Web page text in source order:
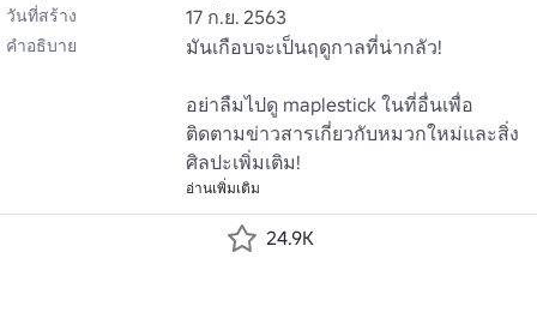
วันที่สร้าง 17 ก.ย. 2563
คำอธิบาย มันเกือบจะเป็นฤดูกาลที่น่ากลัว!
อย่าลืมไปดู maplestick ในที่อื่นเพื่อ
ติดตามข่าวสารเกี่ยวกับหมวกใหม่และสิ่ง
ศิลปะเพิ่มเติม!
อ่านเพิ่มเติม
24.9K